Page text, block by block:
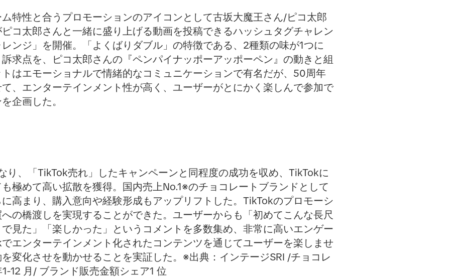
特性と合うプロモーションのアイコンとして古坂大魔王さん/ピコ太郎
コ太郎さんと一緒に盛り上げる動画を投稿できるハッシュタグチャレン
ンジ」を開催。「よくばりダブル」の特徴である、2種類の味が1つに
求点を、ピコ太郎さんの『ペンパイナッポーアッポーペン』の動きと組
はエモーショナルで情緒的なコミュニケーションで有名だが、50周年
、エンターテインメント性が高く、ユーザーがとにかく楽しんで参加で
企画した。
り、「TikTok売れ」したキャンペーンと同程度の成功を収め、TikTokに
極めて高い拡散を獲得。国内売上No.1※のチョコレートブランドとして
高まり、購入意向や経験形成もアップリフトした。TikTokのプロモーシ
の橋渡しを実現することができた。ユーザーからも「初めてこんな長尺
見た」「楽しかった」というコメントを多数集め、非常に高いエンゲー
エンターテインメント化されたコンテンツを通じてユーザーを楽しませ
変化させを動かせることを実証した。※出典：インテージSRI /チョコレ
12 月/ ブランド販売金額シェア1 位